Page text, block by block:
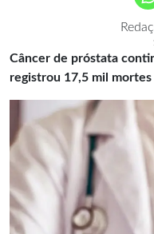
Câncer de próstata
registrou 17,5 mil